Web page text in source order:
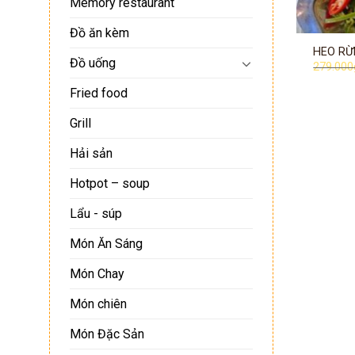
Memory restaurant
Đồ ăn kèm
Đồ uống
Fried food
Grill
Hải sản
Hotpot – soup
Lẩu - súp
Món Ăn Sáng
Món Chay
Món chiên
Món Đặc Sản
HEO
279.000